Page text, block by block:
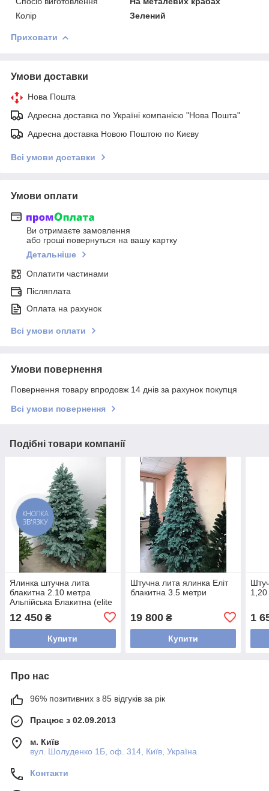
Колір
Зелений
Приховати
Умови доставки
Нова Пошта
Адресна доставка по Україні компанією "Нова Пошта"
Адресна доставка Новою Поштою по Києву
Всі умови доставки
Умови оплати
Ви отримаєте замовлення
або гроші повернуться на вашу картку
Детальніше
Оплатити частинами
Післяплата
Оплата на рахунок
Всі умови оплати
Умови повернення
Повернення товару впродовж 14 днів за рахунок покупця
Всі умови повернення
Подібні товари компанії
Ялинка штучна лита
блакитна 2.10 метра
Альпійська Блакитна (elite
12 450 ₴
Купити
Штучна лита ялинка Еліт
блакитна 3.5 метри
19 800₴
Купити
1
Про нас
96% позитивних з 85 відгуків за рік
Працює з 02.09.2013
м. Київ
вул. Шолуденко 1Б, оф. 314, Київ, Україна
Контакти